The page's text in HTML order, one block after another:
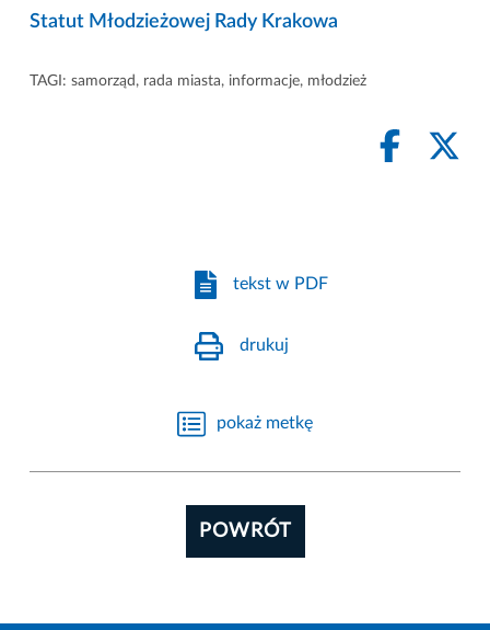
Statut Młodzieżowej Rady Krakowa
TAGI: samorząd , rada miasta, informacje, młodzież
tekst w PDF
drukuj
pokaż metkę
POWRÓT